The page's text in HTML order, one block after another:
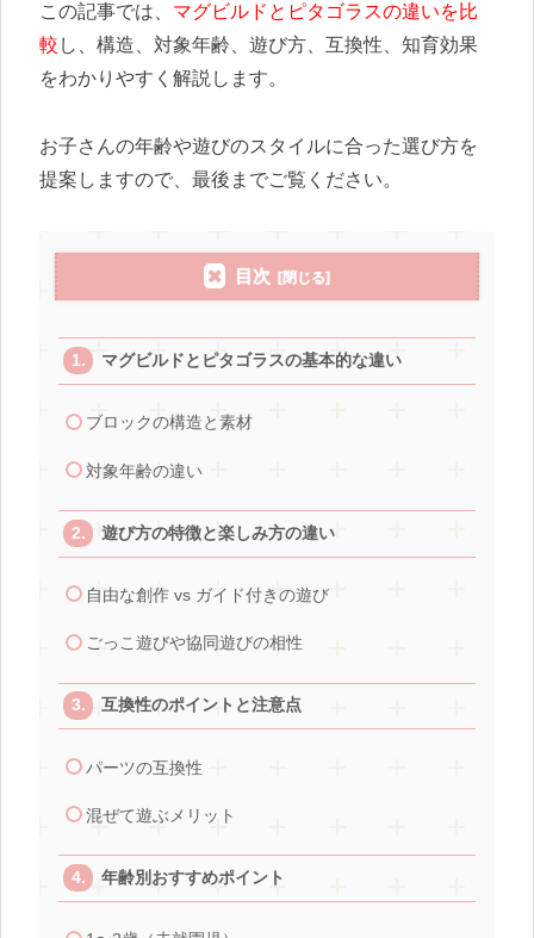
この記事では、 マグビルドとピタゴラスの違いを比
較 し、構造、対象年齢、遊び方、互換性、知育効果
をわかりやすく解説します。
お子さんの年齢や遊びのスタイルに合った選び方を
提案しますので、最後までご覧ください。
目次
マグビルドとピタゴラスの基本的な違い
ブロックの構造と素材
対象年齢の違い
遊び方の特徴と楽しみ方の違い
自由な創作 vs ガイド付きの遊び
ごっこ遊びや協同遊びの相性
互換性のポイントと注意点
パーツの互換性
混ぜて遊ぶメリット
年齢別おすすめポイント